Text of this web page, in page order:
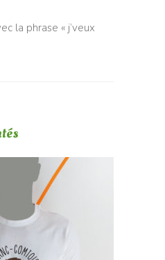
la phrase « j’veux